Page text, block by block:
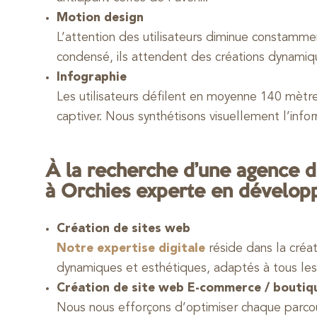
Motion design
L’attention des utilisateurs diminue
condensé, ils attendent des créations
Infographie
Les utilisateurs défilent en moyenne 140
captiver. Nous synthétisons visuellement
À la recherche d’une agence
à Orchies experte en
Création de sites web
Notre expertise digitale réside dans la
dynamiques et esthétiques, adaptés à tous
Création de site web E-commerce /
Nous nous efforçons d’optimiser chaque